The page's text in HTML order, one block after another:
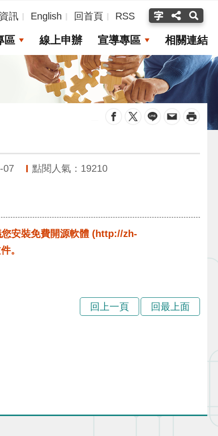
訊 English 回首頁 RSS
區 線上申辦 宣導專區 相關連結
07 點閱人氣：19210
安裝免費開源軟體 (http://zh-
。
回上一頁 回最上面